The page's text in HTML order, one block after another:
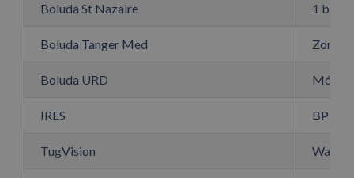
Boluda St Nazaire 1 bis
Boluda Tanger Med Zone
Boluda URD Móle
IRES BP 38
TugVision